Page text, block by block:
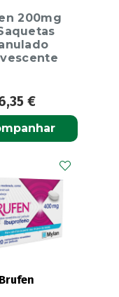
200mg
€
Brufen